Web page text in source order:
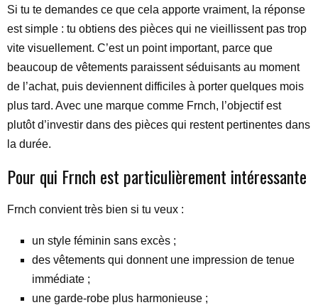
Si tu te demandes ce que cela apporte vraiment, la réponse
est simple : tu obtiens des pièces qui ne vieillissent pas trop
vite visuellement. C’est un point important, parce que
beaucoup de vêtements paraissent séduisants au moment
de l’achat, puis deviennent difficiles à porter quelques mois
plus tard. Avec une marque comme Frnch, l’objectif est
plutôt d’investir dans des pièces qui restent pertinentes dans
la durée.
Pour qui Frnch est particulièrement intéressante
Frnch convient très bien si tu veux :
un style féminin sans excès ;
des vêtements qui donnent une impression de tenue
immédiate ;
une garde-robe plus harmonieuse ;